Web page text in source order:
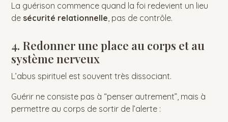
La guérison commence quand la foi redevient un lieu
de sécurité relationnelle , pas de contrôle.
4. Redonner une place au corps et au
système nerveux
L’abus spirituel est souvent très dissociant.
Guérir ne consiste pas à “penser autrement”, mais à
permettre au corps de sortir de l’alerte :